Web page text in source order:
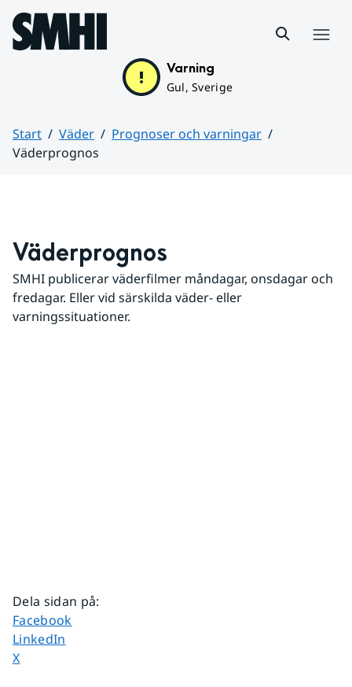
Hoppa till sidans innehåll
Varning
Gul, Sverige
Start Väder
Prognoser och varningar
Väderprognos
Väderprognos
SMHI publicerar väderfilmer måndagar, onsdagar och
fredagar. Eller vid särskilda väder- eller
varningssituationer.
Dela sidan på:
Dela sidan på
Facebook
Dela sidan på
LinkedIn
Dela sidan på
X